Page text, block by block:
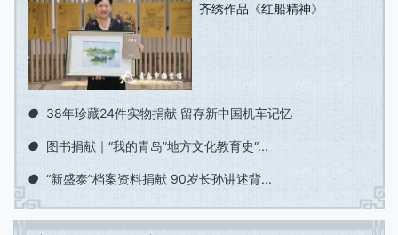
齐绣作品《红船精神》
● 38年珍藏24件实物捐献 留存新中国机车记忆
● 图书捐献｜“我的青岛”地方文化教育史“...
● “新盛泰”档案资料捐献 90岁长孙讲述背...